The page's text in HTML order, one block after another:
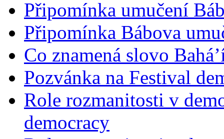
Připomínka umučení
Připomínka Bábova
Co znamená slovo
Pozvánka na Festival
Role rozmanitosti v
democracy